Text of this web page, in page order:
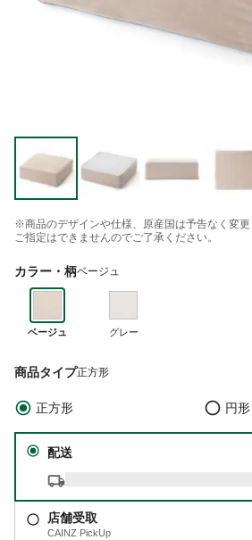
※商品のデザインや仕様、原産国は予告なく変更
ご指定はできませんのでご了承ください。
カラー・柄ベージュ
ベージュ グレー
商品タイプ正方形
正方形 円形
配送
店舗受取
CAINZ PickUp